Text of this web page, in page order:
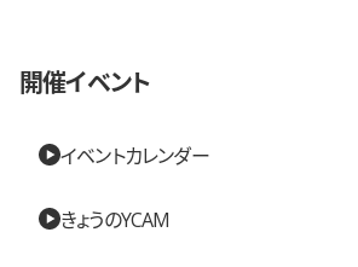
開催イベント
イベントカレンダー
きょうのYCAM